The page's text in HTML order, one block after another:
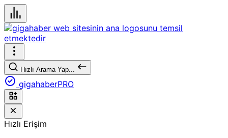
Hızlı Arama Yap...
gigahaberPRO
Hızlı Erişim